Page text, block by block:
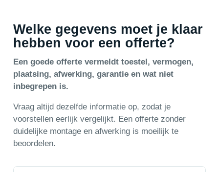
Welke gegevens moet je klaar
hebben voor een offerte?
Een goede offerte vermeldt toestel, vermogen,
plaatsing, afwerking, garantie en wat niet
inbegrepen is.
Vraag altijd dezelfde informatie op, zodat je
voorstellen eerlijk vergelijkt. Een offerte zonder
duidelijke montage en afwerking is moeilijk te
beoordelen.